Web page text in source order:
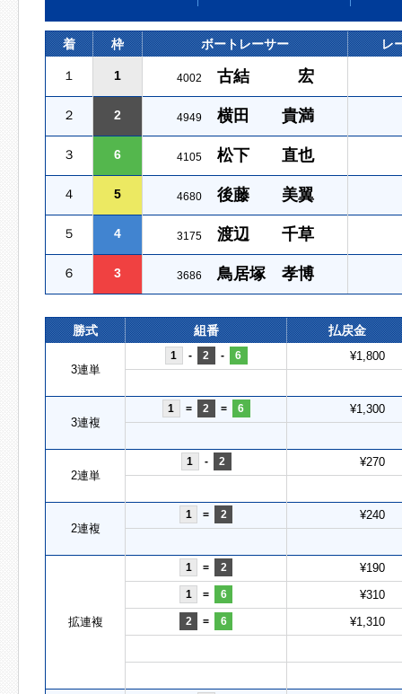
着 枠 ボートレーサー レ
１ 1 4002 古結 宏
２ 2 4949 横田 貴満
３ 6 4105 松下 直也
４ 5 4680 後藤 美翼
５ 4 3175 渡辺 千草
６ 3 3686 鳥居塚 孝博
勝式 組番 払戻金
3連単
1 - 2 - 6 ¥1,800
3連複
1 = 2 = 6 ¥1,300
2連単
1 - 2 ¥270
2連複
1 = 2 ¥240
拡連複
1 = 2 ¥190
1 = 6 ¥310
2 = 6 ¥1,310